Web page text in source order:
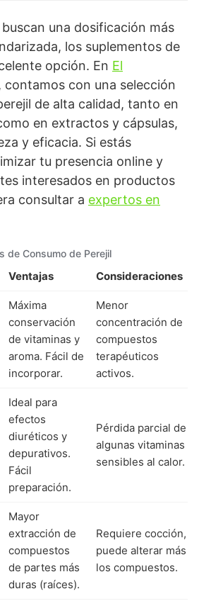
una dosificación más
los suplementos de
opción. En El
, contamos con una selección
de alta calidad, tanto en
en extractos y cápsulas,
y eficacia. Si estás
tu presencia online y
interesados en productos
consultar a expertos en
de Consumo de Perejil
Ventajas Consideraciones
Máxima
conservación
de vitaminas y
aroma. Fácil de
incorporar.
Menor
concentración de
compuestos
terapéuticos
activos.
Ideal para
efectos
diuréticos y
depurativos.
Fácil
preparación.
Pérdida parcial de
algunas vitaminas
sensibles al calor.
Mayor
extracción de
compuestos
de partes más
duras (raíces).
Requiere cocción,
puede alterar más
los compuestos.